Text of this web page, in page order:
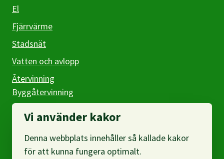
El
Fjärrvärme
Stadsnät
Vatten och avlopp
Återvinning
Byggåtervinning
Företag
Om webbplatsen
Vi använder kakor
Denna webbplats innehåller så kallade kakor
för att kunna fungera optimalt.